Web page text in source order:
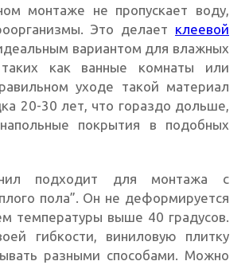
монтаже не пропускает воду,
Это делает клеевой
вариантом для влажных
как ванные комнаты или
уходе такой материал
20-30 лет, что гораздо дольше,
покрытия в подобных
подходит для монтажа с
пола”. Он не деформируется
температуры выше 40 градусов.
гибкости, виниловую плитку
разными способами. Можно